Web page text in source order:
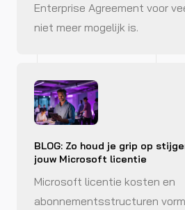
Enterprise Agreement voor
niet meer mogelijk is.
BLOG: Zo houd je grip op
jouw Microsoft licentie
Microsoft licentie kosten en
abonnementsstructuren